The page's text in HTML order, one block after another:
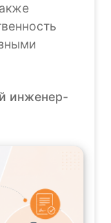
инженер-